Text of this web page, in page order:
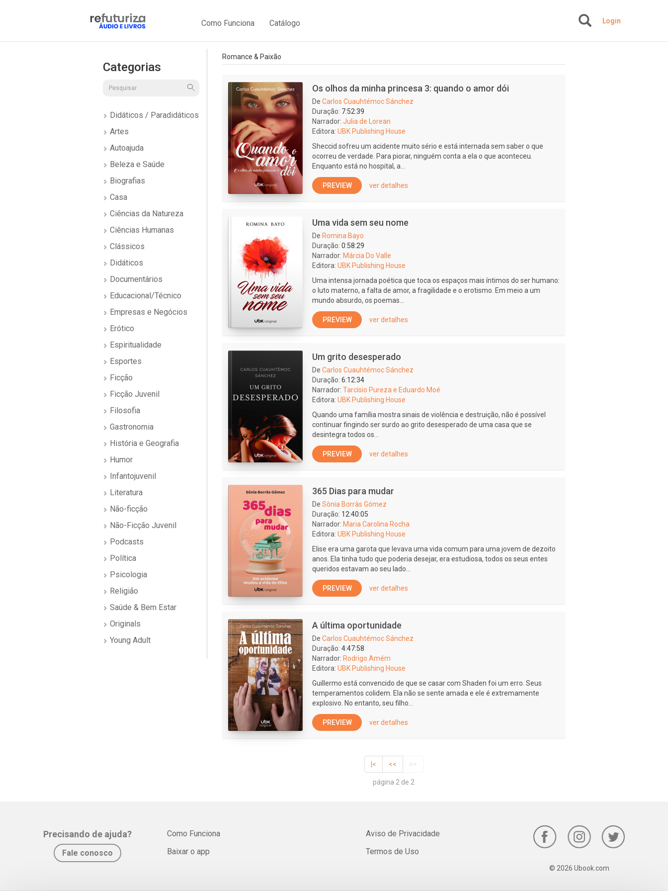
Como Funciona Catálogo Login
Categorias
Didáticos / Paradidáticos
Artes
Autoajuda
Beleza e Saúde
Biografias
Casa
Ciências da Natureza
Ciências Humanas
Clássicos
Didáticos
Documentários
Educacional/Técnico
Empresas e Negócios
Erótico
Espiritualidade
Esportes
Ficção
Ficção Juvenil
Filosofia
Gastronomia
História e Geografia
Humor
Infantojuvenil
Literatura
Não-ficção
Não-Ficção Juvenil
Podcasts
Política
Psicologia
Religião
Saúde & Bem Estar
Originals
Young Adult
Romance & Paixão
Os olhos da minha princesa 3: quando o amor dói
De Carlos Cuauhtémoc Sánchez
Duração: 7:52:39
Narrador: Julia de Lorean
Editora: UBK Publishing House
Sheccid sofreu um acidente muito sério e está internada sem saber o que
ocorreu de verdade. Para piorar, ninguém conta a ela o que aconteceu.
Enquanto está no hospital, a...
PREVIEW ver detalhes
Uma vida sem seu nome
De Romina Bayo
Duração: 0:58:29
Narrador: Márcia Do Valle
Editora: UBK Publishing House
Uma intensa jornada poética que toca os espaços mais íntimos do ser humano:
o luto materno, a falta de amor, a fragilidade e o erotismo. Em meio a um
mundo absurdo, os poemas...
PREVIEW ver detalhes
Um grito desesperado
De Carlos Cuauhtémoc Sánchez
Duração: 6:12:34
Narrador: Tarcísio Pureza e Eduardo Moé
Editora: UBK Publishing House
Quando uma família mostra sinais de violência e destruição, não é possível
continuar fingindo ser surdo ao grito desesperado de uma casa que se
desintegra todos os...
PREVIEW ver detalhes
365 Dias para mudar
De Sònia Borràs Gómez
Duração: 12:40:05
Narrador: Maria Carolina Rocha
Editora: UBK Publishing House
Elise era uma garota que levava uma vida comum para uma jovem de dezoito
anos. Ela tinha tudo que poderia desejar, era estudiosa, todos os seus entes
queridos estavam ao seu lado...
PREVIEW ver detalhes
A última oportunidade
De Carlos Cuauhtémoc Sánchez
Duração: 4:47:58
Narrador: Rodrigo Amém
Editora: UBK Publishing House
Guillermo está convencido de que se casar com Shaden foi um erro. Seus
temperamentos colidem. Ela não se sente amada e ele é extremamente
explosivo. No entanto, seu filho...
PREVIEW ver detalhes
|< << >>
página 2 de 2
Precisando de ajuda?
Fale conosco
Como Funciona
Baixar o app
Aviso de Privacidade
Termos de Uso
© 2026 Ubook.com